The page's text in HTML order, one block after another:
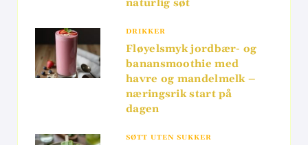
naturlig søt
DRIKKER
Fløyelsmyk jordbær- og
banansmoothie med
havre og mandelmelk –
næringsrik start på
dagen
SØTT UTEN SUKKER